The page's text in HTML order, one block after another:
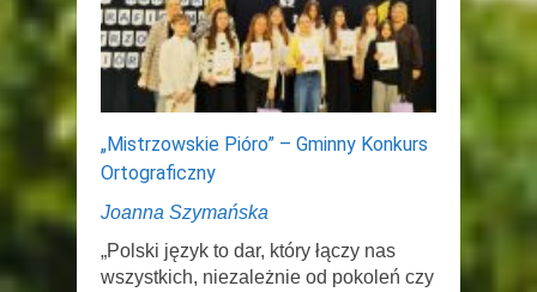
„Mistrzowskie Pióro” – Gminny Konkurs
Ortograficzny
Joanna Szymańska
„Polski język to dar, który łączy nas
wszystkich, niezależnie od pokoleń czy